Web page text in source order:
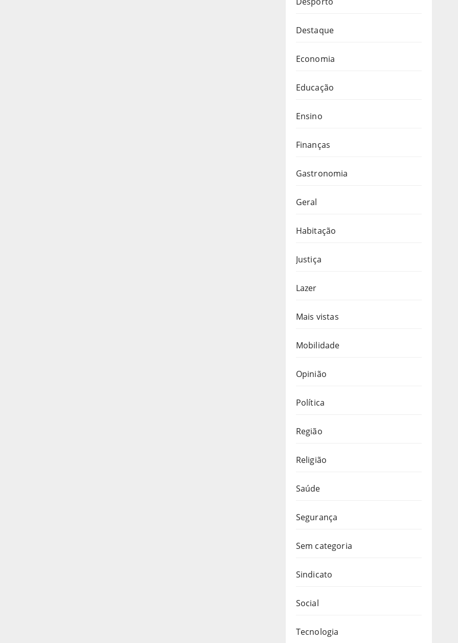
Destaque
Economia
Educação
Ensino
Finanças
Gastronomia
Geral
Habitação
Justiça
Lazer
Mais vistas
Mobilidade
Opinião
Política
Região
Religião
Saúde
Segurança
Sem categoria
Sindicato
Social
Tecnologia